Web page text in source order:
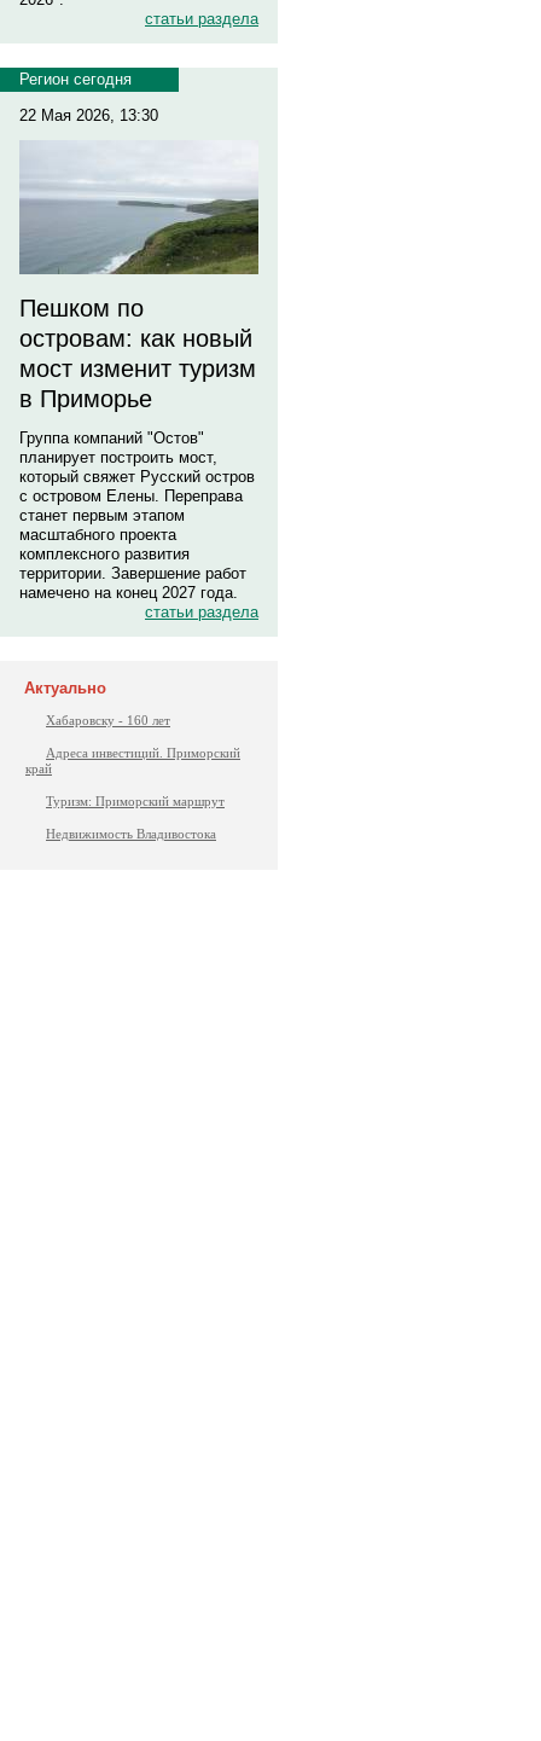
статьи раздела
Регион сегодня
22 Мая 2026, 13:30
Пешком по
островам: как новый
мост изменит туризм
в Приморье
Группа компаний "Остов"
планирует построить мост,
который свяжет Русский остров
с островом Елены. Переправа
станет первым этапом
масштабного проекта
комплексного развития
территории. Завершение работ
намечено на конец 2027 года.
статьи раздела
Актуально
Хабаровску - 160 лет
Адреса инвестиций. Приморский
край
Туризм: Приморский маршрут
Недвижимость Владивостока